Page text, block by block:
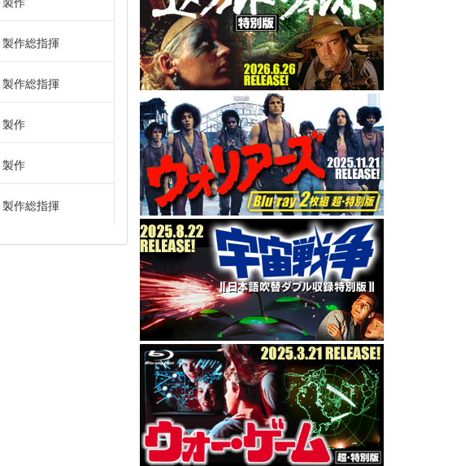
製作総指揮
製作総指揮
製作
製作
製作総指揮